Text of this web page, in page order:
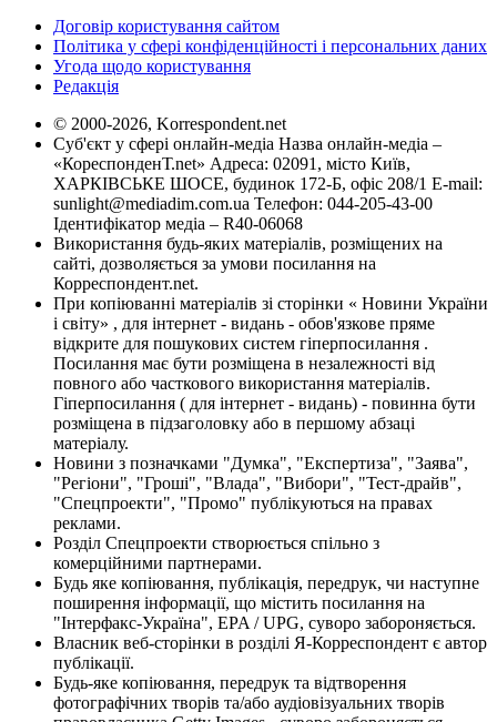
Договір користування сайтом
Політика у сфері конфіденційності і персональних даних
Угода щодо користування
Редакція
© 2000-2026, Korrespondent.net
Суб'єкт у сфері онлайн-медіа Назва онлайн-медіа –
«КореспонденТ.net» Адреса: 02091, місто Київ,
ХАРКІВСЬКЕ ШОСЕ, будинок 172-Б, офіс 208/1 E-mail:
sunlight@mediadim.com.ua Телефон: 044-205-43-00
Ідентифікатор медіа – R40-06068
Використання будь-яких матеріалів, розміщених на
сайті, дозволяється за умови посилання на
Корреспондент.net.
При копіюванні матеріалів зі сторінки « Новини України
і світу» , для інтернет - видань - обов'язкове пряме
відкрите для пошукових систем гіперпосилання .
Посилання має бути розміщена в незалежності від
повного або часткового використання матеріалів.
Гіперпосилання ( для інтернет - видань) - повинна бути
розміщена в підзаголовку або в першому абзаці
матеріалу.
Новини з позначками "Думка", "Експертиза", "Заява",
"Регіони", "Гроші", "Влада", "Вибори", "Тест-драйв",
"Спецпроекти", "Промо" публікуються на правах
реклами.
Розділ Спецпроекти створюється спільно з
комерційними партнерами.
Будь яке копіювання, публікація, передрук, чи наступне
поширення інформації, що містить посилання на
"Інтерфакс-Україна", EPA / UPG, суворо забороняється.
Власник веб-сторінки в розділі Я-Корреспондент є автор
публікації.
Будь-яке копіювання, передрук та відтворення
фотографічних творів та/або аудіовізуальних творів